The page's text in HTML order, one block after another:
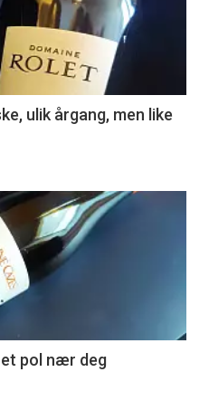
ulik årgang, men like
et pol nær deg